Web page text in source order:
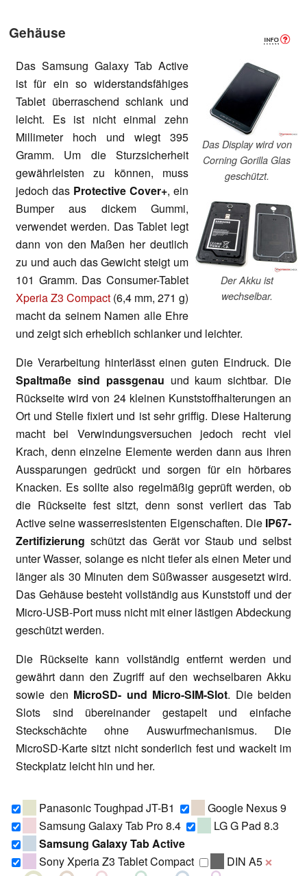
Gehäuse
Das Display wird von
Corning Gorilla Glas
geschützt.
Der Akku ist
wechselbar.
Das Samsung Galaxy Tab Active
ist für ein so widerstandsfähiges
Tablet überraschend schlank und
leicht. Es ist nicht einmal zehn
Millimeter hoch und wiegt 395
Gramm. Um die Sturzsicherheit
gewährleisten zu können, muss
jedoch das Protective Cover+, ein
Bumper aus dickem Gummi,
verwendet werden. Das Tablet legt
dann von den Maßen her deutlich
zu und auch das Gewicht steigt um
101 Gramm. Das Consumer-Tablet
Xperia Z3 Compact (6,4 mm, 271 g)
macht da seinem Namen alle Ehre
und zeigt sich erheblich schlanker und leichter.
Die Verarbeitung hinterlässt einen guten Eindruck. Die
Spaltmaße sind passgenau und kaum sichtbar. Die
Rückseite wird von 24 kleinen Kunststoffhalterungen an
Ort und Stelle fixiert und ist sehr griffig. Diese Halterung
macht bei Verwindungsversuchen jedoch recht viel
Krach, denn einzelne Elemente werden dann aus ihren
Aussparungen gedrückt und sorgen für ein hörbares
Knacken. Es sollte also regelmäßig geprüft werden, ob
die Rückseite fest sitzt, denn sonst verliert das Tab
Active seine wasserresistenten Eigenschaften. Die IP67-
Zertifizierung schützt das Gerät vor Staub und selbst
unter Wasser, solange es nicht tiefer als einen Meter und
länger als 30 Minuten dem Süßwasser ausgesetzt wird.
Das Gehäuse besteht vollständig aus Kunststoff und der
Micro-USB-Port muss nicht mit einer lästigen Abdeckung
geschützt werden.
Die Rückseite kann vollständig entfernt werden und
gewährt dann den Zugriff auf den wechselbaren Akku
sowie den MicroSD- und Micro-SIM-Slot. Die beiden
Slots sind übereinander gestapelt und einfache
Steckschächte ohne Auswurfmechanismus. Die
MicroSD-Karte sitzt nicht sonderlich fest und wackelt im
Steckplatz leicht hin und her.
Panasonic Toughpad JT-B1
Google Nexus 9
Samsung Galaxy Tab Pro 8.4
LG G Pad 8.3
Samsung Galaxy Tab Active
Sony Xperia Z3 Tablet Compact
DIN A5 ❌